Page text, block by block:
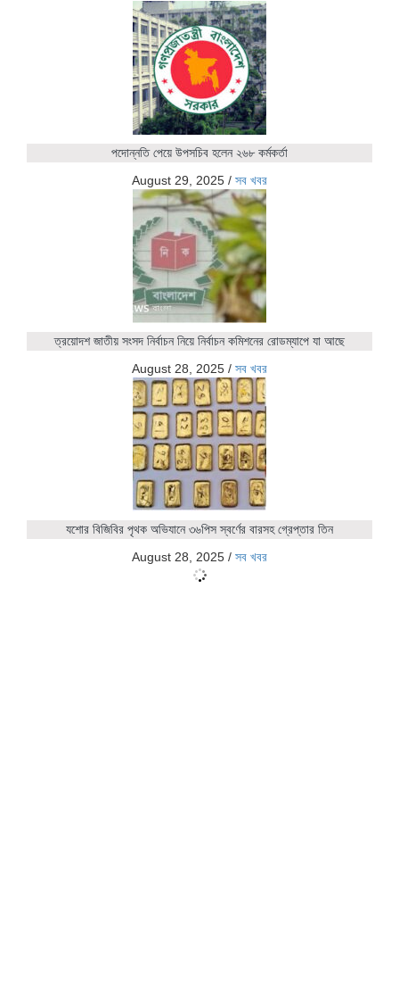
পদোন্নতি পেয়ে উপসচিব হলেন ২৬৮ কর্মকর্তা
August 29, 2025 / সব খবর
ত্রয়োদশ জাতীয় সংসদ নির্বাচন নিয়ে নির্বাচন কমিশনের রোডম্যাপে যা আছে
August 28, 2025 / সব খবর
যশোর বিজিবির পৃথক অভিযানে ৩৬পিস স্বর্ণের বারসহ গ্রেপ্তার তিন
August 28, 2025 / সব খবর